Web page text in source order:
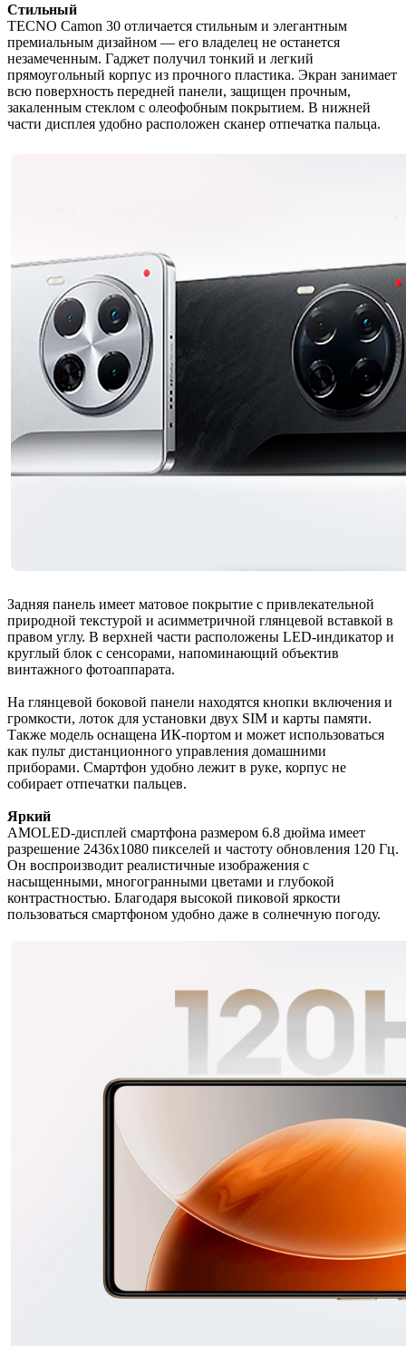
Стильный
TECNO Camon 30 отличается стильным и элегантным
премиальным дизайном — его владелец не останется
незамеченным. Гаджет получил тонкий и легкий
прямоугольный корпус из прочного пластика. Экран занимает
всю поверхность передней панели, защищен прочным,
закаленным стеклом с олеофобным покрытием. В нижней
части дисплея удобно расположен сканер отпечатка пальца.
Задняя панель имеет матовое покрытие с привлекательной
природной текстурой и асимметричной глянцевой вставкой в
правом углу. В верхней части расположены LED-индикатор и
круглый блок с сенсорами, напоминающий объектив
винтажного фотоаппарата.
На глянцевой боковой панели находятся кнопки включения и
громкости, лоток для установки двух SIM и карты памяти.
Также модель оснащена ИК-портом и может использоваться
как пульт дистанционного управления домашними
приборами. Смартфон удобно лежит в руке, корпус не
собирает отпечатки пальцев.
Яркий
AMOLED-дисплей смартфона размером 6.8 дюйма имеет
разрешение 2436x1080 пикселей и частоту обновления 120 Гц.
Он воспроизводит реалистичные изображения с
насыщенными, многогранными цветами и глубокой
контрастностью. Благодаря высокой пиковой яркости
пользоваться смартфоном удобно даже в солнечную погоду.